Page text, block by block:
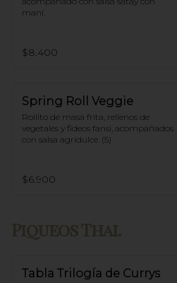
maní.
$8.400
Spring Roll Veggie
Rollito de masa frita, rellenos de
vegetales y fideos fansi, acompañados
con salsa agridulce. (5)
$6.900
Tabla Trilogía de Currys